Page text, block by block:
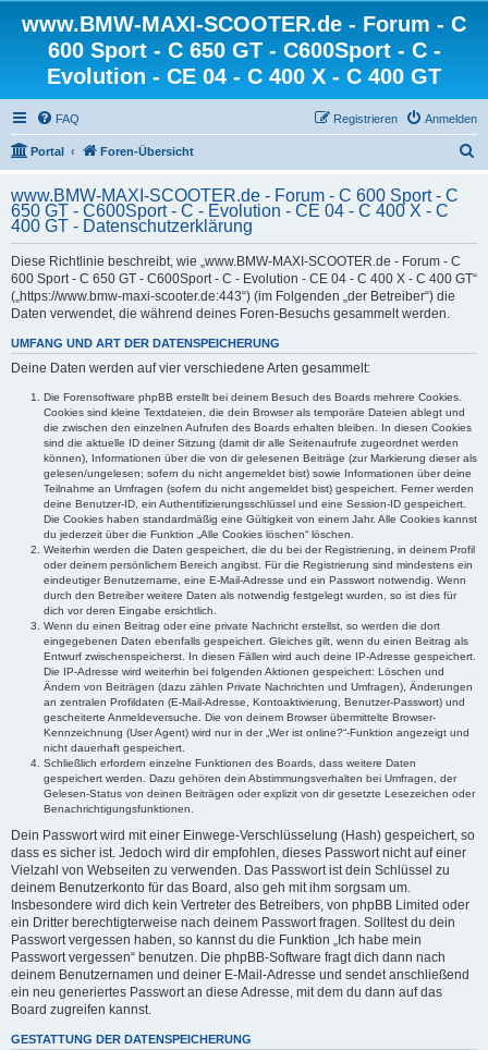
www.BMW-MAXI-SCOOTER.de - Forum - C
600 Sport - C 650 GT - C600Sport - C -
Evolution - CE 04 - C 400 X - C 400 GT
FAQ Anmelden
Registrieren
Portal Foren-Übersicht
www.BMW-MAXI-SCOOTER.de - Forum - C 600 Sport - C
650 GT - C600Sport - C - Evolution - CE 04 - C 400 X - C
400 GT - Datenschutzerklärung
Diese Richtlinie beschreibt, wie „www.BMW-MAXI-SCOOTER.de - Forum - C
600 Sport - C 650 GT - C600Sport - C - Evolution - CE 04 - C 400 X - C 400 GT“
(„https://www.bmw-maxi-scooter.de:443“) (im Folgenden „der Betreiber“) die
Daten verwendet, die während deines Foren-Besuchs gesammelt werden.
UMFANG UND ART DER DATENSPEICHERUNG
Deine Daten werden auf vier verschiedene Arten gesammelt:
Die Forensoftware phpBB erstellt bei deinem Besuch des Boards mehrere Cookies.
Cookies sind kleine Textdateien, die dein Browser als temporäre Dateien ablegt und
die zwischen den einzelnen Aufrufen des Boards erhalten bleiben. In diesen Cookies
sind die aktuelle ID deiner Sitzung (damit dir alle Seitenaufrufe zugeordnet werden
können), Informationen über die von dir gelesenen Beiträge (zur Markierung dieser als
gelesen/ungelesen; sofern du nicht angemeldet bist) sowie Informationen über deine
Teilnahme an Umfragen (sofern du nicht angemeldet bist) gespeichert. Ferner werden
deine Benutzer-ID, ein Authentifizierungsschlüssel und eine Session-ID gespeichert.
Die Cookies haben standardmäßig eine Gültigkeit von einem Jahr. Alle Cookies kannst
du jederzeit über die Funktion „Alle Cookies löschen“ löschen.
Weiterhin werden die Daten gespeichert, die du bei der Registrierung, in deinem Profil
oder deinem persönlichem Bereich angibst. Für die Registrierung sind mindestens ein
eindeutiger Benutzername, eine E-Mail-Adresse und ein Passwort notwendig. Wenn
durch den Betreiber weitere Daten als notwendig festgelegt wurden, so ist dies für
dich vor deren Eingabe ersichtlich.
Wenn du einen Beitrag oder eine private Nachricht erstellst, so werden die dort
eingegebenen Daten ebenfalls gespeichert. Gleiches gilt, wenn du einen Beitrag als
Entwurf zwischenspeicherst. In diesen Fällen wird auch deine IP-Adresse gespeichert.
Die IP-Adresse wird weiterhin bei folgenden Aktionen gespeichert: Löschen und
Ändern von Beiträgen (dazu zählen Private Nachrichten und Umfragen), Änderungen
an zentralen Profildaten (E-Mail-Adresse, Kontoaktivierung, Benutzer-Passwort) und
gescheiterte Anmeldeversuche. Die von deinem Browser übermittelte Browser-
Kennzeichnung (User Agent) wird nur in der „Wer ist online?“-Funktion angezeigt und
nicht dauerhaft gespeichert.
Schließlich erfordern einzelne Funktionen des Boards, dass weitere Daten
gespeichert werden. Dazu gehören dein Abstimmungsverhalten bei Umfragen, der
Gelesen-Status von deinen Beiträgen oder explizit von dir gesetzte Lesezeichen oder
Benachrichtigungsfunktionen.
Dein Passwort wird mit einer Einwege-Verschlüsselung (Hash) gespeichert, so
dass es sicher ist. Jedoch wird dir empfohlen, dieses Passwort nicht auf einer
Vielzahl von Webseiten zu verwenden. Das Passwort ist dein Schlüssel zu
deinem Benutzerkonto für das Board, also geh mit ihm sorgsam um.
Insbesondere wird dich kein Vertreter des Betreibers, von phpBB Limited oder
ein Dritter berechtigterweise nach deinem Passwort fragen. Solltest du dein
Passwort vergessen haben, so kannst du die Funktion „Ich habe mein
Passwort vergessen“ benutzen. Die phpBB-Software fragt dich dann nach
deinem Benutzernamen und deiner E-Mail-Adresse und sendet anschließend
ein neu generiertes Passwort an diese Adresse, mit dem du dann auf das
Board zugreifen kannst.
GESTATTUNG DER DATENSPEICHERUNG